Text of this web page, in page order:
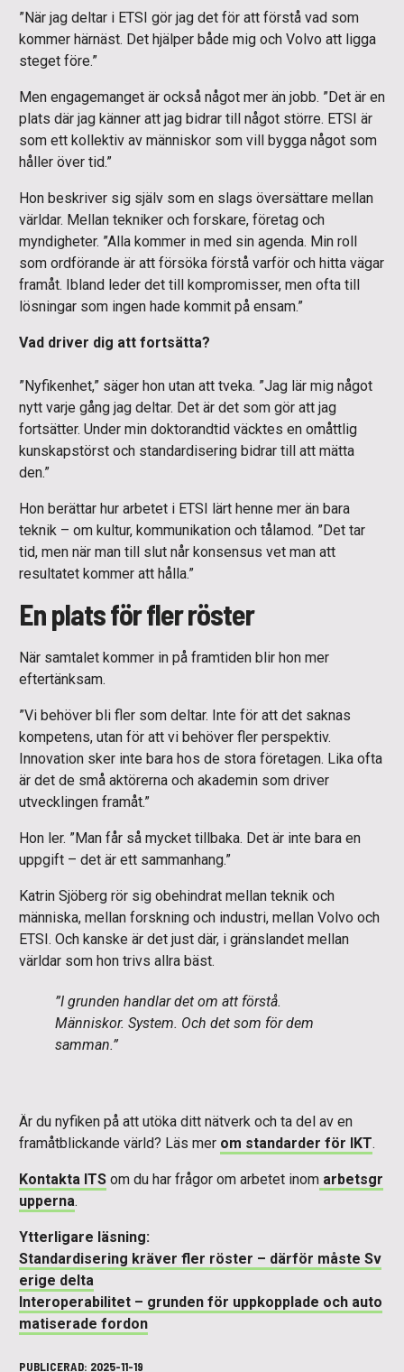
”När jag deltar i ETSI gör jag det för att förstå vad som
kommer härnäst. Det hjälper både mig och Volvo att ligga
steget före.”
Men engagemanget är också något mer än jobb. ”Det är en
plats där jag känner att jag bidrar till något större. ETSI är
som ett kollektiv av människor som vill bygga något som
håller över tid.”
Hon beskriver sig själv som en slags översättare mellan
världar. Mellan tekniker och forskare, företag och
myndigheter. ”Alla kommer in med sin agenda. Min roll
som ordförande är att försöka förstå varför och hitta vägar
framåt. Ibland leder det till kompromisser, men ofta till
lösningar som ingen hade kommit på ensam.”
Vad driver dig att fortsätta?
”Nyfikenhet,” säger hon utan att tveka. ”Jag lär mig något
nytt varje gång jag deltar. Det är det som gör att jag
fortsätter. Under min doktorandtid väcktes en omåttlig
kunskapstörst och standardisering bidrar till att mätta
den.”
Hon berättar hur arbetet i ETSI lärt henne mer än bara
teknik – om kultur, kommunikation och tålamod. ”Det tar
tid, men när man till slut når konsensus vet man att
resultatet kommer att hålla.”
En plats för fler röster
När samtalet kommer in på framtiden blir hon mer
eftertänksam.
”Vi behöver bli fler som deltar. Inte för att det saknas
kompetens, utan för att vi behöver fler perspektiv.
Innovation sker inte bara hos de stora företagen. Lika ofta
är det de små aktörerna och akademin som driver
utvecklingen framåt.”
Hon ler. ”Man får så mycket tillbaka. Det är inte bara en
uppgift – det är ett sammanhang.”
Katrin Sjöberg rör sig obehindrat mellan teknik och
människa, mellan forskning och industri, mellan Volvo och
ETSI. Och kanske är det just där, i gränslandet mellan
världar som hon trivs allra bäst.
”I grunden handlar det om att förstå.
Människor. System. Och det som för dem
samman.”
Är du nyfiken på att utöka ditt nätverk och ta del av en
framåtblickande värld? Läs mer om standarder för IKT.
Kontakta ITSom du har frågor om arbetet inomarbetsgr
upperna.
Ytterligare läsning:
Standardisering kräver fler röster – därför måste Sv
erige delta
Interoperabilitet – grunden för uppkopplade och auto
matiserade fordon
PUBLICERAD: 2025-11-19